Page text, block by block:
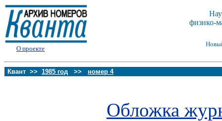
О проекте
физико-
Квант >> 1985 год >> номер 4
Обложка